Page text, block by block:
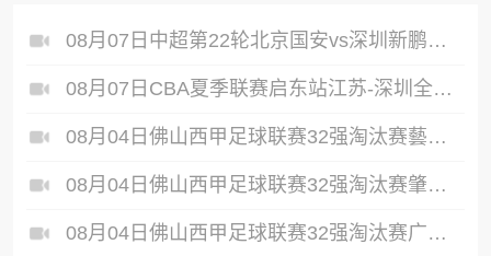
08月07日中超第22轮北京国安vs深圳新鹏城全场录像
08月07日CBA夏季联赛启东站江苏-深圳全场录像
08月04日佛山西甲足球联赛32强淘汰赛藝品高國際VS湛江狂狼·粵辉能源全场录像
08月04日佛山西甲足球联赛32强淘汰赛肇庆恒骏成VS三七互娱全场录像
08月04日佛山西甲足球联赛32强淘汰赛广东西南建设VS香港圣徒全场录像